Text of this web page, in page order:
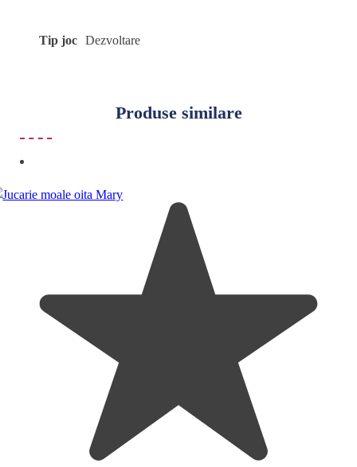
EN 71-2 (Inflamabilitate)
Atentie! Nu lasati ambalajele jucariilor/produselor la
etichetele pentru referinte viitoare. Pastrati
jucaria/produsul departe de foc, feriti jucaria/produsul de
temperaturi ridicate si umiditate.
Tip produs: [5704]: Jucarie interactiva bebelusi; Pentru |
Tip joc Dezvoltare
Produse similare